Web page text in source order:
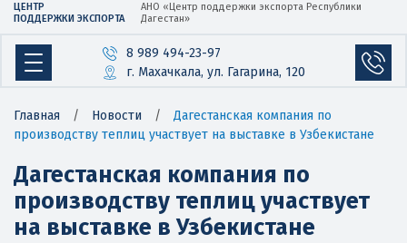
ЦЕНТР
ПОДДЕРЖКИ ЭКСПОРТА
АНО «Центр поддержки экспорта Республики
Дагестан»
8 989 494-23-97
г. Махачкала, ул. Гагарина, 120
Главная / Новости /
Дагестанская компания по
производству теплиц участвует на выставке в Узбекистане
Дагестанская компания по
производству теплиц участвует
на выставке в Узбекистане